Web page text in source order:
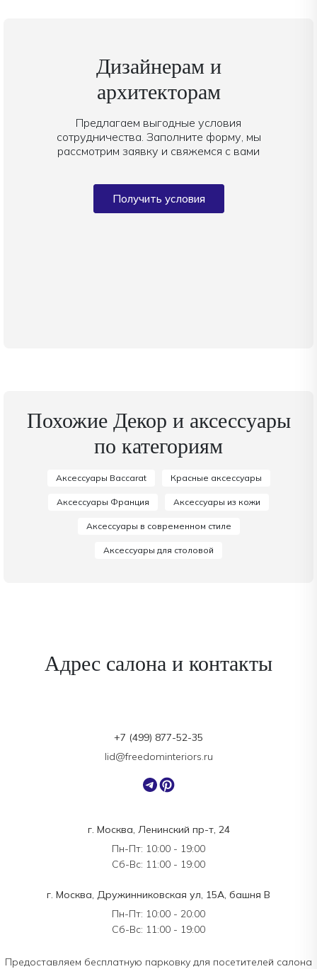
Дизайнерам и
архитекторам
Предлагаем выгодные условия
сотрудничества. Заполните форму, мы
рассмотрим заявку и свяжемся с вами
Получить условия
Похожие Декор и аксессуары
по категориям
Аксессуары Baccarat Красные аксессуары
Аксессуары Франция Аксессуары из кожи
Аксессуары в современном стиле
Аксессуары для столовой
Адрес салона и контакты
г. Москва, Ленинский пр-т, 24
Пн-Пт: 10:00 - 19:00
Сб-Вс: 11:00 - 19:00
г. Москва, Дружинниковская ул, 15А, башня В
Пн-Пт: 10:00 - 20:00
Сб-Вс: 11:00 - 19:00
Предоставляем бесплатную парковку для посетителей салона
+7 (499) 877-52-35
lid@freedominteriors.ru